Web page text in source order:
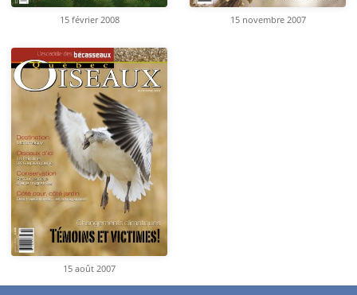
15 février 2008 15 novembre 2007
15 août 2007